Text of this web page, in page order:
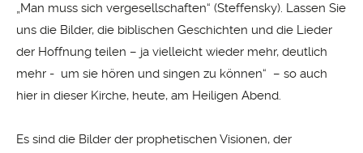
„Man muss sich vergesellschaften“ (Steffensky). Lassen Sie
uns die Bilder, die biblischen Geschichten und die Lieder
der Hoffnung teilen – ja vielleicht wieder mehr, deutlich
mehr - um sie hören und singen zu können“ – so auch
hier in dieser Kirche, heute, am Heiligen Abend.
Es sind die Bilder der prophetischen Visionen, der